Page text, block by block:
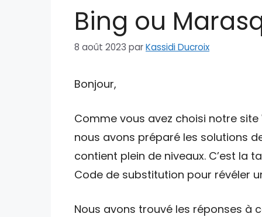
Bing ou
8 août 2023 parKassidi Ducroix
Bonjour,
Comme vous avez choisi notre
nous avons préparé les solutions
contient plein de niveaux. C’est la
Code de substitution pour révéler
Nous avons trouvé les réponses à